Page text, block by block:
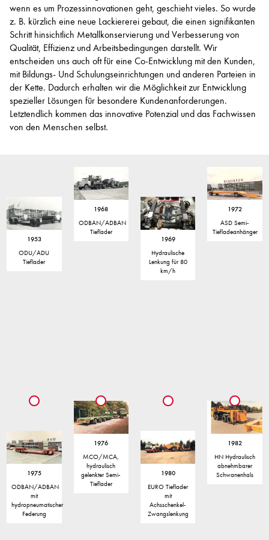
wenn es um Prozessinnovationen geht, geschieht vieles. So wurde
z. B. kürzlich eine neue Lackiererei gebaut, die einen signifikanten
Schritt hinsichtlich Metallkonservierung und Verbesserung von
Qualität, Effizienz und Arbeitsbedingungen darstellt. Wir
entscheiden uns auch oft für eine Co-Entwicklung mit den Kunden,
mit Bildungs- Und Schulungseinrichtungen und anderen Parteien in
der Kette. Dadurch erhalten wir die Möglichkeit zur Entwicklung
spezieller Lösungen für besondere Kundenanforderungen.
Letztendlich kommen das innovative Potenzial und das Fachwissen
von den Menschen selbst.
1953
ODU/ADU
Tieflader
1968
ODBAN/ADBAN
Tieflader
1969
Hydraulische
Lenkung für 80
km/h
1972
ASD Semi-
Tiefladeanhänger
1975
ODBAN/ADBAN
mit
hydropneumatischer
Federung
1976
MCO/MCA,
hydraulisch
gelenkter Semi-
Tieflader
1980
EURO Tieflader
mit
Achsschenkel-
Zwangslenkung
1982
HN Hydraulisch
abnehmbarer
Schwanenhals